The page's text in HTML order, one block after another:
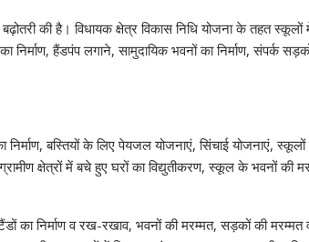
की है। विधायक क्षेत्र विकास निधि योजना के तहत स्कूलों
हैंडपंप लगाने, सामुदायिक भवनों का निर्माण, संपर्क
बस्तियों के लिए पेयजल योजनाएं, सिंचाई योजनाएं, स्कूलों
क्षेत्रों में बचे हुए घरों का विद्युतीकरण, स्कूल के भवनों की
का निर्माण व रख-रखाव, भवनों की मरम्मत, सड़कों की